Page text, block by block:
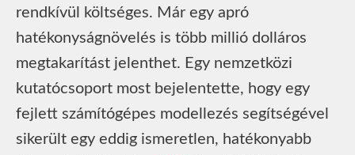
rendkívül költséges. Már egy apró
hatékonyságnövelés is több millió dolláros
megtakarítást jelenthet. Egy nemzetközi
kutatócsoport most bejelentette, hogy egy
fejlett számítógépes modellezés segítségével
sikerült egy eddig ismeretlen, hatékonyabb